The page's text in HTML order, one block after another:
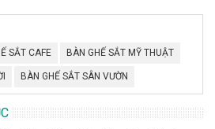
SẮT CAFE BÀN GHẾ SẮT MỸ THUẬT
BÀN GHẾ SẮT SÂN VƯỜN